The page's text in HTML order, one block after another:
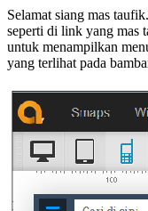
Selamat siang mas
seperti di link yang mas
untuk menampilkan
yang terlihat pada